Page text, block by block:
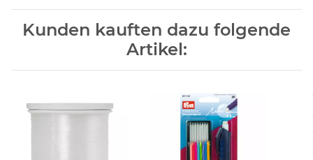
Kunden kauften dazu folgende
Artikel: